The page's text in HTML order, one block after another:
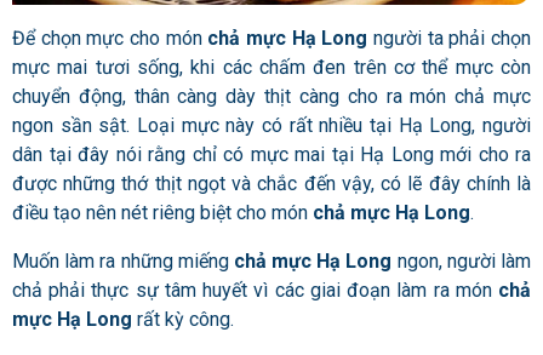
Để chọn mực cho món chả mực Hạ Long người ta phải chọn
mực mai tươi sống, khi các chấm đen trên cơ thể mực còn
chuyển động, thân càng dày thịt càng cho ra món chả mực
ngon sần sật. Loại mực này có rất nhiều tại Hạ Long, người
dân tại đây nói rằng chỉ có mực mai tại Hạ Long mới cho ra
được những thớ thịt ngọt và chắc đến vậy, có lẽ đây chính là
điều tạo nên nét riêng biệt cho món chả mực Hạ Long.
Muốn làm ra những miếng chả mực Hạ Long ngon, người làm
chả phải thực sự tâm huyết vì các giai đoạn làm ra món chả
mực Hạ Long rất kỳ công.